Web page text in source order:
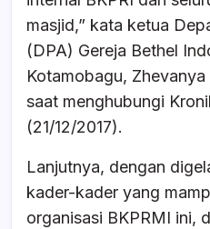
masjid,” kata ketua
(DPA) Gereja Bethel
Kotamobagu,
saat menghubungi
(21/12/2017).
Lanjutnya, dengan
kader-kader yang
organisasi BKPRMI ini,